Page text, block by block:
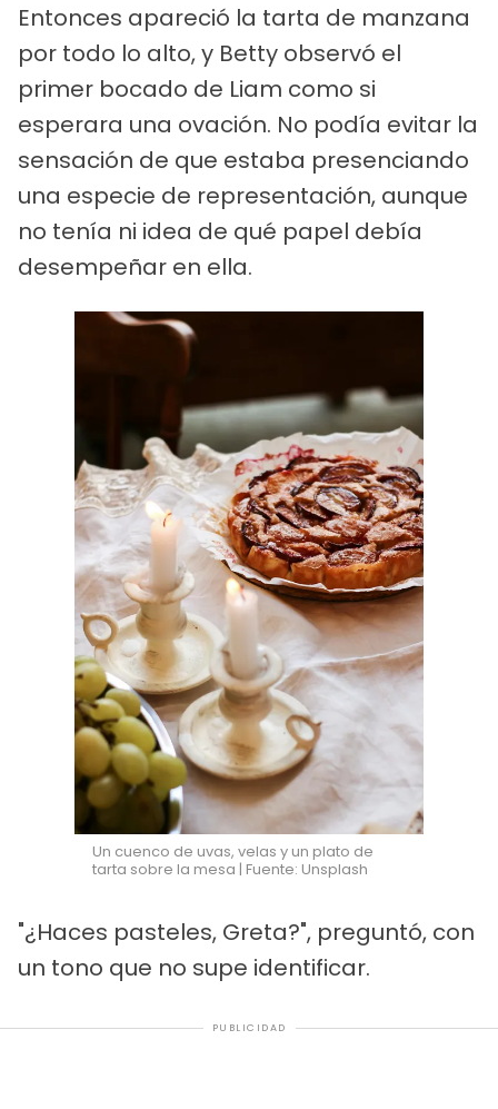
Entonces apareció la tarta de manzana
por todo lo alto, y Betty observó el
primer bocado de Liam como si
esperara una ovación. No podía evitar la
sensación de que estaba presenciando
una especie de representación, aunque
no tenía ni idea de qué papel debía
desempeñar en ella.
Un cuenco de uvas, velas y un plato de
tarta sobre la mesa | Fuente: Unsplash
"¿Haces pasteles, Greta?", preguntó, con
un tono que no supe identificar.
PUBLICIDAD